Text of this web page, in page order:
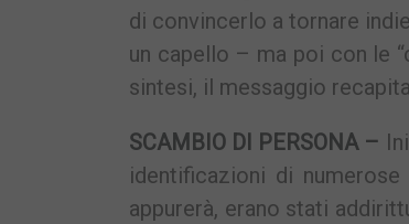
di convincerlo a tornare
un capello – ma poi con le
sintesi, il messaggio
SCAMBIO DI PERSONA –
identificazioni di
appurerà, erano stati